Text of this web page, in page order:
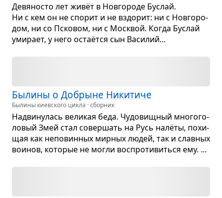
Девя­но­сто лет живёт в Нов­го­роде Буслай.
Ни с кем он не спо­рит и не вздо­рит: ни с Нов­го­ро­
дом, ни со Пско­вом, ни с Моск­вой. Когда Буслай
уми­рает, у него остаётся сын Васи­лий...
Былины о Добрыне Ники­тиче
Былины киевского цикла · сборник
Надви­ну­лась вели­кая беда. Чудо­вищ­ный мно­го­го­
ло­вый Змей стал совер­шать на Русь налёты, похи­
щая как непо­вин­ных мир­ных людей, так и слав­ных
вои­нов, кото­рые не могли вос­про­ти­виться ему. ...